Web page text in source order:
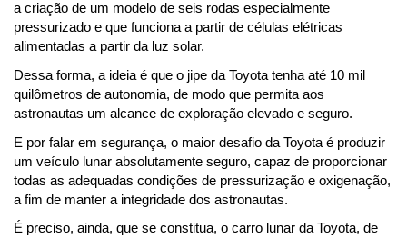
a criação de um modelo de seis rodas especialmente
pressurizado e que funciona a partir de células elétricas
alimentadas a partir da luz solar.
Dessa forma, a ideia é que o jipe da Toyota tenha até 10 mil
quilômetros de autonomia, de modo que permita aos
astronautas um alcance de exploração elevado e seguro.
E por falar em segurança, o maior desafio da Toyota é produzir
um veículo lunar absolutamente seguro, capaz de proporcionar
todas as adequadas condições de pressurização e oxigenação,
a fim de manter a integridade dos astronautas.
É preciso, ainda, que se constitua, o carro lunar da Toyota, de